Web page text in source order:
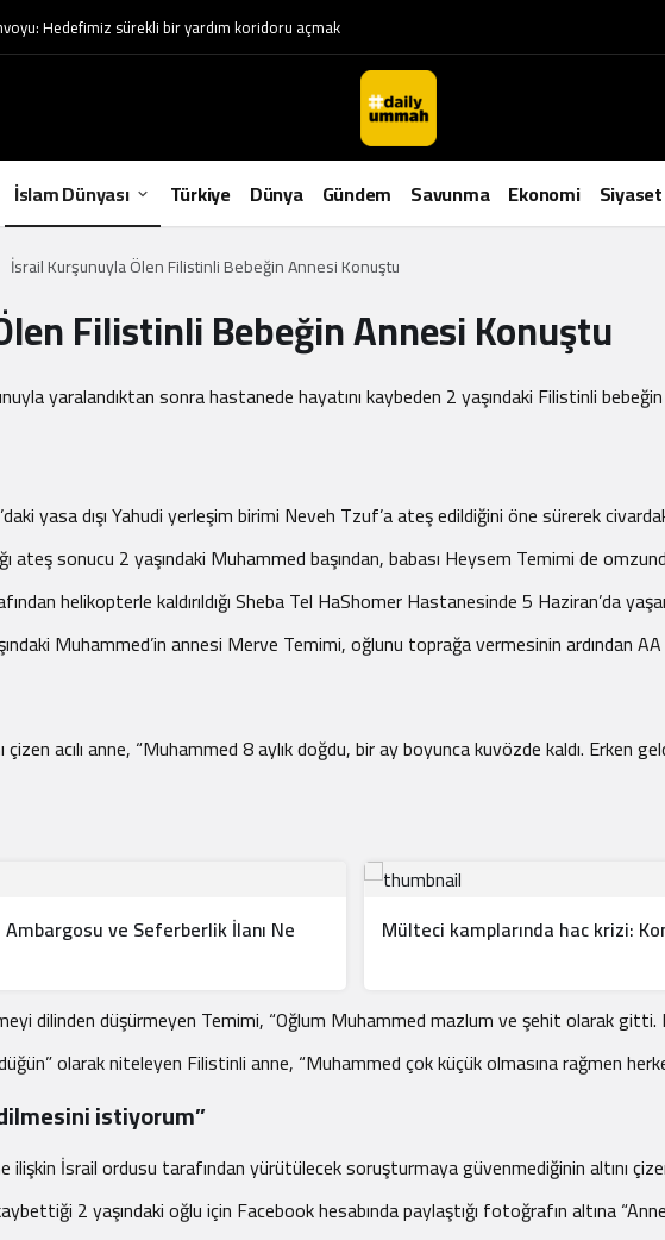
Hedefimiz sürekli bir yardım koridoru açmak
İslam Dünyası Türkiye Dünya Gündem Savunma Ekonomi Siyaset
İsrail Kurşunuyla Ölen Filistinli Bebeğin Annesi Konuştu
Filistinli Bebeğin Annesi Konuştu
yaralandıktan sonra hastanede hayatını kaybeden 2 yaşındaki Filistinli
yasa dışı Yahudi yerleşim birimi Neveh Tzuf’a ateş edildiğini öne sürerek
ateş sonucu 2 yaşındaki Muhammed başından, babası Heysem Temimi de
helikopterle kaldırıldığı Sheba Tel HaShomer Hastanesinde 5 Haziran’da
Muhammed’in annesi Merve Temimi, oğlunu toprağa vermesinin ardından
acılı anne, “Muhammed 8 aylık doğdu, bir ay boyunca kuvözde kaldı. Erken
ve Seferberlik İlanı Ne
Mülteci kamplarında hac krizi:
dilinden düşürmeyen Temimi, “Oğlum Muhammed mazlum ve şehit olarak gitti.
olarak niteleyen Filistinli anne, “Muhammed çok küçük olmasına rağmen
istiyorum”
ilişkin İsrail ordusu tarafından yürütülecek soruşturmaya güvenmediğinin altını
2 yaşındaki oğlu için Facebook hesabında paylaştığı fotoğrafın altına